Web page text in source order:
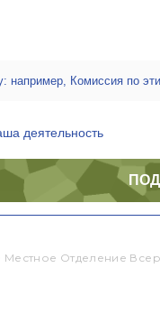
деятельность
Местное Отделение